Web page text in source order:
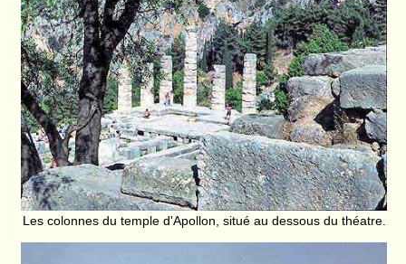
Les colonnes du temple d'Apollon, situé au dessous du théatre.